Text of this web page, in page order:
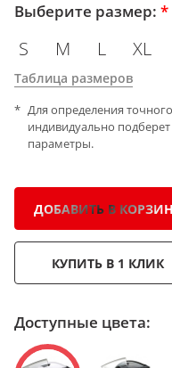
Выберите размер: *
S M L XL
Таблица размеров
Для определения
индивидуально
параметры.
ДОБАВИТЬ В
КУПИТЬ В 1 КЛИК
Доступные цвета: